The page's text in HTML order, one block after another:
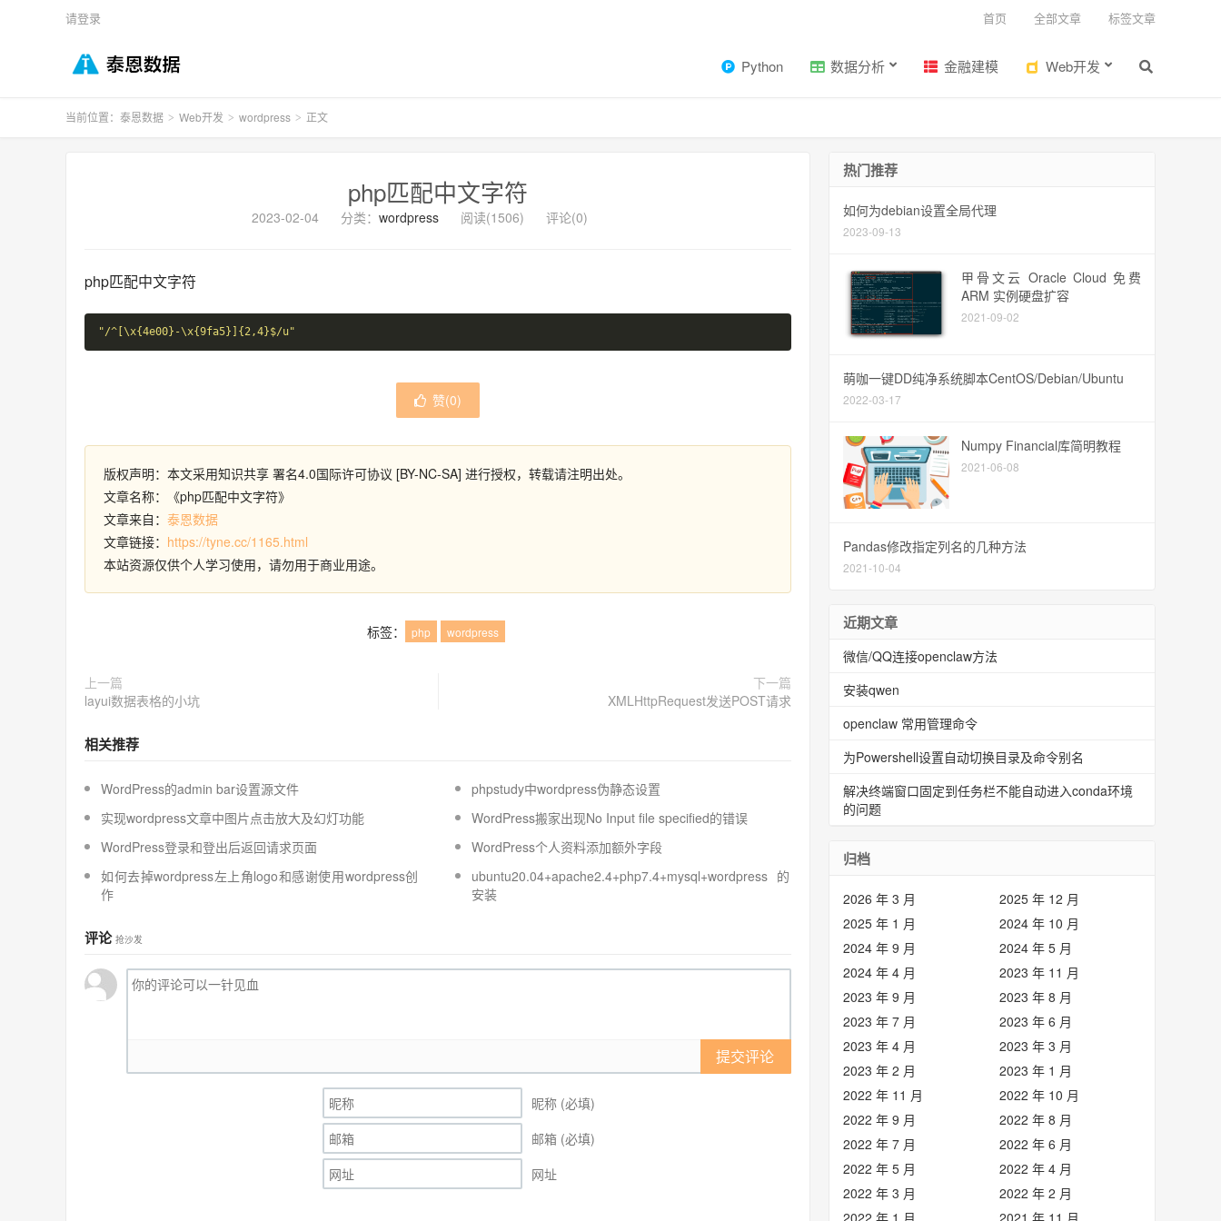
Python 数据分析 金融建模 Web开发
首页 全部文章 标签文章
请登录
当前位置： 泰恩数据 > Web开发 > wordpress > 正文
php匹配中文字符
2023-02-04 分类： wordpress 阅读(1506) 评论(0)
php匹配中文字符
"/^[\x{4e00}-\x{9fa5}]{2,4}$/u"
赞(0)
版权声明：本文采用知识共享 署名4.0国际许可协议 [BY-NC-SA] 进行授权，转载请注明出处。
文章名称：《php匹配中文字符》
文章来自： 泰恩数据
文章链接： https://tyne.cc/1165.html
本站资源仅供个人学习使用，请勿用于商业用途。
标签： php wordpress
上一篇
layui数据表格的小坑
下一篇
XMLHttpRequest发送POST请求
相关推荐
WordPress的admin bar设置源文件
phpstudy中wordpress伪静态设置
实现wordpress文章中图片点击放大及幻灯功能
WordPress搬家出现No Input file specified的错误
WordPress登录和登出后返回请求页面
WordPress个人资料添加额外字段
如何去掉wordpress左上角logo和感谢使用wordpress创
作
ubuntu20.04+apache2.4+php7.4+mysql+wordpress的
安装
评论 抢沙发
提交评论
昵称 (必填)
邮箱 (必填)
网址
热门推荐
如何为debian设置全局代理
2023-09-13
甲骨文云 Oracle Cloud 免费
ARM 实例硬盘扩容
2021-09-02
萌咖一键DD纯净系统脚本CentOS/Debian/Ubuntu
2022-03-17
Numpy Financial库简明教程
2021-06-08
Pandas修改指定列名的几种方法
2021-10-04
近期文章
微信/QQ连接openclaw方法
安装qwen
openclaw 常用管理命令
为Powershell设置自动切换目录及命令别名
解决终端窗口固定到任务栏不能自动进入conda环境
的问题
归档
2026 年 3 月
2025 年 12 月
2025 年 1 月
2024 年 10 月
2024 年 9 月
2024 年 5 月
2024 年 4 月
2023 年 11 月
2023 年 9 月
2023 年 8 月
2023 年 7 月
2023 年 6 月
2023 年 4 月
2023 年 3 月
2023 年 2 月
2023 年 1 月
2022 年 11 月
2022 年 10 月
2022 年 9 月
2022 年 8 月
2022 年 7 月
2022 年 6 月
2022 年 5 月
2022 年 4 月
2022 年 3 月
2022 年 2 月
2022 年 1 月
2021 年 11 月